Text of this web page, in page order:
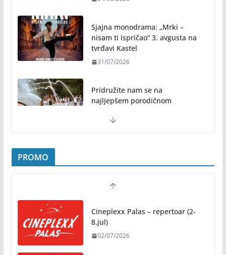
Sjajna monodrama: „Mrki –
nisam ti ispričao“ 3. avgusta na
tvrđavi Kastel
31/07/2026
Pridružite nam se na
najljepšem porodičnom
avgust, od 19.00 časova, u
Novo mjesto u našem gradu: Otvoren amfiteatar
kod Pravnog fakulteta
31/07/2026
PROMO
Cineplexx Palas – repertoar (2-
8.jul)
02/07/2026